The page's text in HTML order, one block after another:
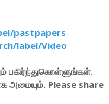
pastpapers
label/Video
பகிர்ந்துகொள்ளுங்கள்.
அமையும். Please share